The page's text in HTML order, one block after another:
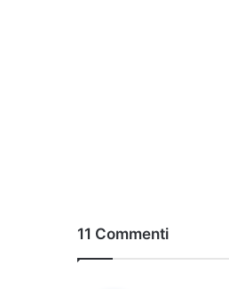
11 Commenti